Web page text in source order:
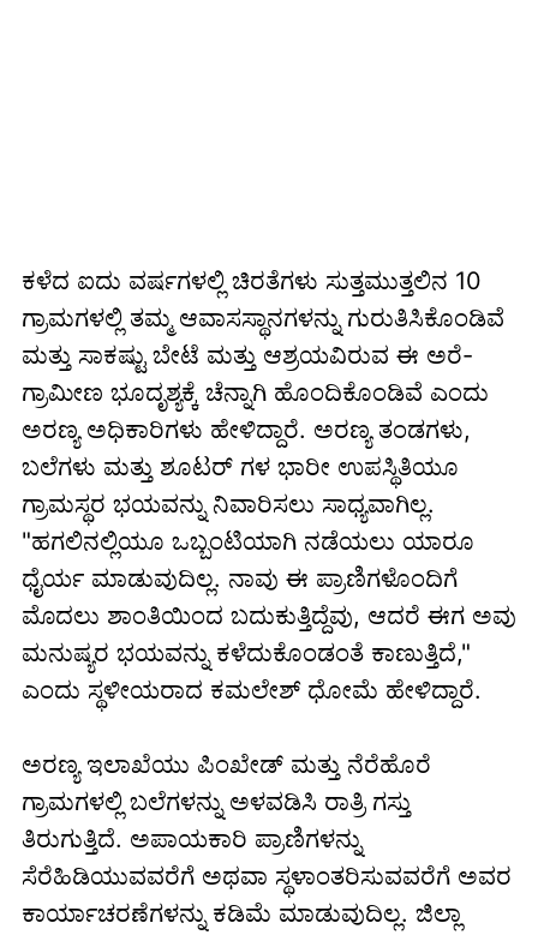
ಕಳೆದ ಐದು ವರ್ಷಗಳಲ್ಲಿ ಚಿರತೆಗಳು ಸುತ್ತಮುತ್ತಲಿನ 10
ಗ್ರಾಮಗಳಲ್ಲಿ ತಮ್ಮ ಆವಾಸಸ್ಥಾನಗಳನ್ನು ಗುರುತಿಸಿಕೊಂಡಿವೆ
ಮತ್ತು ಸಾಕಷ್ಟು ಬೇಟೆ ಮತ್ತು ಆಶ್ರಯವಿರುವ ಈ ಅರೆ-
ಗ್ರಾಮೀಣ ಭೂದೃಶ್ಯಕ್ಕೆ ಚೆನ್ನಾಗಿ ಹೊಂದಿಕೊಂಡಿವೆ ಎಂದು
ಅರಣ್ಯ ಅಧಿಕಾರಿಗಳು ಹೇಳಿದ್ದಾರೆ. ಅರಣ್ಯ ತಂಡಗಳು,
ಬಲೆಗಳು ಮತ್ತು ಶೂಟರ್ ಗಳ ಭಾರೀ ಉಪಸ್ಥಿತಿಯೂ
ಗ್ರಾಮಸ್ಥರ ಭಯವನ್ನು ನಿವಾರಿಸಲು ಸಾಧ್ಯವಾಗಿಲ್ಲ.
"ಹಗಲಿನಲ್ಲಿಯೂ ಒಬ್ಬಂಟಿಯಾಗಿ ನಡೆಯಲು ಯಾರೂ
ಧೈರ್ಯ ಮಾಡುವುದಿಲ್ಲ. ನಾವು ಈ ಪ್ರಾಣಿಗಳೊಂದಿಗೆ
ಮೊದಲು ಶಾಂತಿಯಿಂದ ಬದುಕುತ್ತಿದ್ದೆವು, ಆದರೆ ಈಗ ಅವು
ಮನುಷ್ಯರ ಭಯವನ್ನು ಕಳೆದುಕೊಂಡಂತೆ ಕಾಣುತ್ತಿದೆ,"
ಎಂದು ಸ್ಥಳೀಯರಾದ ಕಮಲೇಶ್ ಧೋಮೆ ಹೇಳಿದ್ದಾರೆ.
ಅರಣ್ಯ ಇಲಾಖೆಯು ಪಿಂಖೇಡ್ ಮತ್ತು ನೆರೆಹೊರೆ
ಗ್ರಾಮಗಳಲ್ಲಿ ಬಲೆಗಳನ್ನು ಅಳವಡಿಸಿ ರಾತ್ರಿ ಗಸ್ತು
ತಿರುಗುತ್ತಿದೆ. ಅಪಾಯಕಾರಿ ಪ್ರಾಣಿಗಳನ್ನು
ಸೆರೆಹಿಡಿಯುವವರೆಗೆ ಅಥವಾ ಸ್ಥಳಾಂತರಿಸುವವರೆಗೆ ಅವರ
ಕಾರ್ಯಾಚರಣೆಗಳನ್ನು ಕಡಿಮೆ ಮಾಡುವುದಿಲ್ಲ. ಜಿಲ್ಲಾ